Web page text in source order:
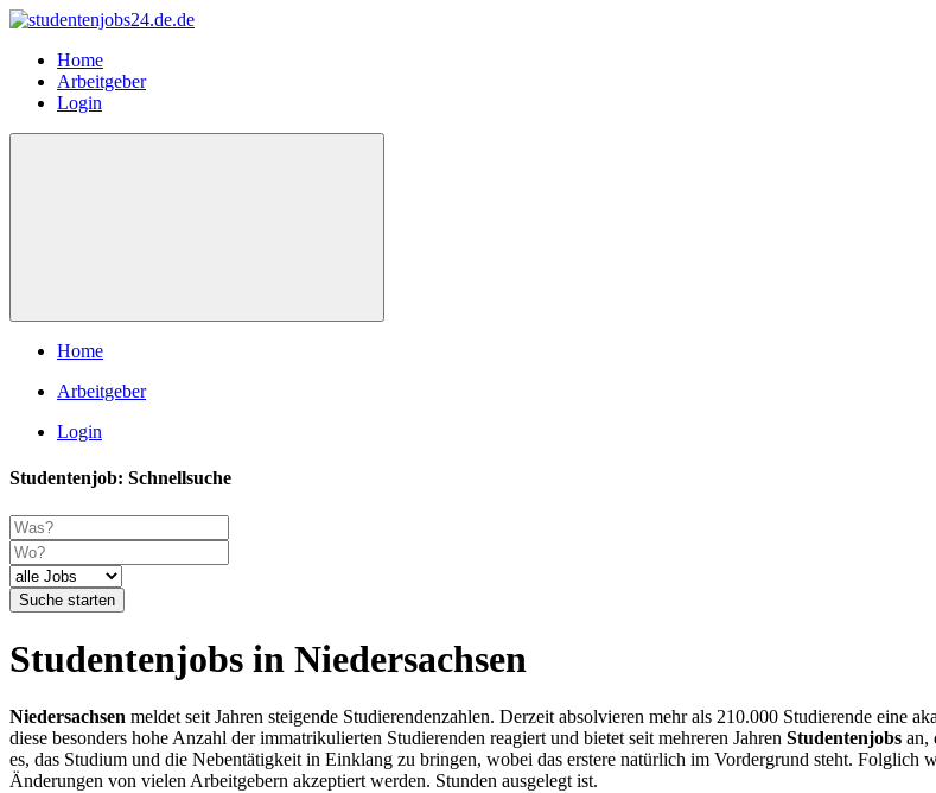
Home
Arbeitgeber
Login
Home
Arbeitgeber
Login
Studentenjob: Schnellsuche
Suche starten
Studentenjobs in Niedersachsen
Niedersachsen meldet seit Jahren steigende Studierendenzahlen. Derzeit absolvieren mehr als 210.000 Studierende eine
diese besonders hohe Anzahl der immatrikulierten Studierenden reagiert und bietet seit mehreren Jahren Studentenjobs an,
es, das Studium und die Nebentätigkeit in Einklang zu bringen, wobei das erstere natürlich im Vordergrund steht.
Änderungen von vielen Arbeitgebern akzeptiert werden. Stunden ausgelegt ist.